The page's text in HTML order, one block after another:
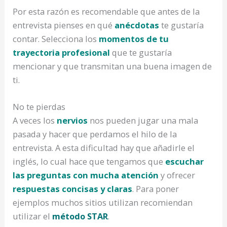
Por esta razón es recomendable que antes de la
entrevista pienses en qué anécdotaste gustaría
contar. Selecciona los momentos de tu
trayectoria profesional que te gustaría
mencionar y que transmitan una buena imagen de
ti.
No te pierdas
A veces los nervios nos pueden jugar una mala
pasada y hacer que perdamos el hilo de la
entrevista. A esta dificultad hay que añadirle el
inglés, lo cual hace que tengamos que escuchar
las preguntas con mucha atencióny ofrecer
respuestas concisas y claras. Para poner
ejemplos muchos sitios utilizan recomiendan
utilizar el método STAR.